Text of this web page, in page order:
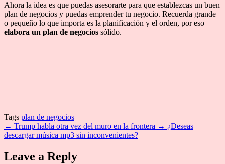
Ahora la idea es que puedas asesorarte para que establezcas un buen
plan de negocios y puedas emprender tu negocio. Recuerda grande
o pequeño lo que importa es la planificación y el orden, por eso
elabora un plan de negocios sólido.
Tags plan de negocios
← Trump habla otra vez del muro en la frontera → ¿Deseas
descargar música mp3 sin inconvenientes?
Leave a Reply